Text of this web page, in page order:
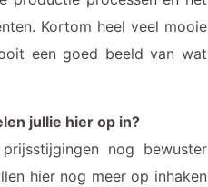
Kortom heel veel mooie
een goed beeld van wat
jullie hier op in?
nog bewuster
hier nog meer op inhaken